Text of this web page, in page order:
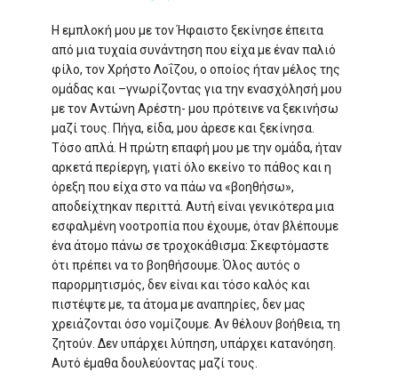
Η εμπλοκή μου με τον Ήφαιστο ξεκίνησε έπειτα
από μια τυχαία συνάντηση που είχα με έναν παλιό
φίλο, τον Χρήστο Λοΐζου, ο οποίος ήταν μέλος της
ομάδας και –γνωρίζοντας για την ενασχόλησή μου
με τον Αντώνη Αρέστη- μου πρότεινε να ξεκινήσω
μαζί τους. Πήγα, είδα, μου άρεσε και ξεκίνησα.
Τόσο απλά. Η πρώτη επαφή μου με την ομάδα, ήταν
αρκετά περίεργη, γιατί όλο εκείνο το πάθος και η
όρεξη που είχα στο να πάω να «βοηθήσω»,
αποδείχτηκαν περιττά. Αυτή είναι γενικότερα μια
εσφαλμένη νοοτροπία που έχουμε, όταν βλέπουμε
ένα άτομο πάνω σε τροχοκάθισμα: Σκεφτόμαστε
ότι πρέπει να το βοηθήσουμε. Όλος αυτός ο
παρορμητισμός, δεν είναι και τόσο καλός και
πιστέψτε με, τα άτομα με αναπηρίες, δεν μας
χρειάζονται όσο νομίζουμε. Αν θέλουν βοήθεια, τη
ζητούν. Δεν υπάρχει λύπηση, υπάρχει κατανόηση.
Αυτό έμαθα δουλεύοντας μαζί τους.